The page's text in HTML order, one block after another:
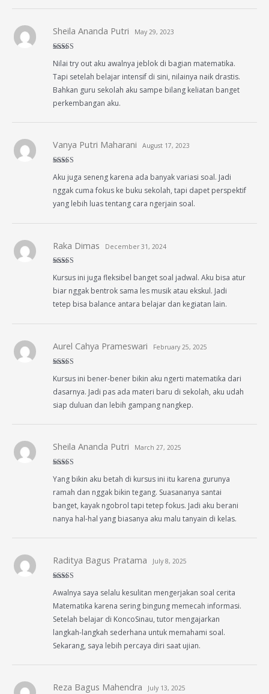
of 5
Sheila Ananda Putri May 29, 2023
Nilai try out aku awalnya jeblok di bagian matematika.
Tapi setelah belajar intensif di sini, nilainya naik drastis.
Bahkan guru sekolah aku sampe bilang keliatan banget
perkembangan aku.
out of 5
Vanya Putri Maharani August 17, 2023
Aku juga seneng karena ada banyak variasi soal. Jadi
nggak cuma fokus ke buku sekolah, tapi dapet perspektif
yang lebih luas tentang cara ngerjain soal.
of 5
Raka Dimas December 31, 2024
Kursus ini juga fleksibel banget soal jadwal. Aku bisa atur
biar nggak bentrok sama les musik atau ekskul. Jadi
tetep bisa balance antara belajar dan kegiatan lain.
out of 5
Aurel Cahya Prameswari February 25, 2025
Kursus ini bener-bener bikin aku ngerti matematika dari
dasarnya. Jadi pas ada materi baru di sekolah, aku udah
siap duluan dan lebih gampang nangkep.
of 5
Sheila Ananda Putri March 27, 2025
Yang bikin aku betah di kursus ini itu karena gurunya
ramah dan nggak bikin tegang. Suasananya santai
banget, kayak ngobrol tapi tetep fokus. Jadi aku berani
nanya hal-hal yang biasanya aku malu tanyain di kelas.
of 5
Raditya Bagus Pratama July 8, 2025
Awalnya saya selalu kesulitan mengerjakan soal cerita
Matematika karena sering bingung memecah informasi.
Setelah belajar di KoncoSinau, tutor mengajarkan
langkah-langkah sederhana untuk memahami soal.
Sekarang, saya lebih percaya diri saat ujian.
Reza Bagus Mahendra July 13, 2025